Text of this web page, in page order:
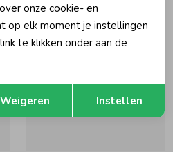
Opslaan
onze cookie- en
op elk moment je instellingen
te klikken onder aan de
Weigeren Instellen